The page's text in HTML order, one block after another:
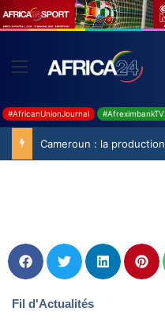
#AfricanUnionJournal #AfreximbankTV
Fil d'Actualités